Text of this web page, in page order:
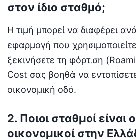
στον ίδιο σταθμό;
Η τιμή μπορεί να διαφέρει
εφαρμογή που
ξεκινήσετε τη φόρτιση
Cost σας βοηθά να
οικονομική οδό.
2. Ποιοι σταθμοί είναι
οικονομικοί στην